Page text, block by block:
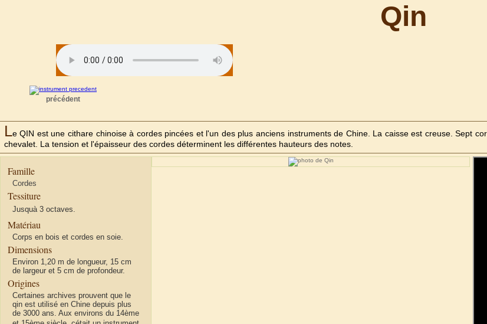
Qin
précédent
Le QIN est une cithare chinoise à cordes pincées et l'un des plus anciens instruments de Chine. La caisse est creuse. Sept
chevalet. La tension et l'épaisseur des cordes déterminent les différentes hauteurs des notes.
Famille
Cordes
Tessiture
Jusquà 3 octaves.
Matériau
Corps en bois et cordes en soie.
Dimensions
Environ 1,20 m de longueur, 15 cm
de largeur et 5 cm de profondeur.
Origines
Certaines archives prouvent que le
qin est utilisé en Chine depuis plus
de 3000 ans. Aux environs du 14ème